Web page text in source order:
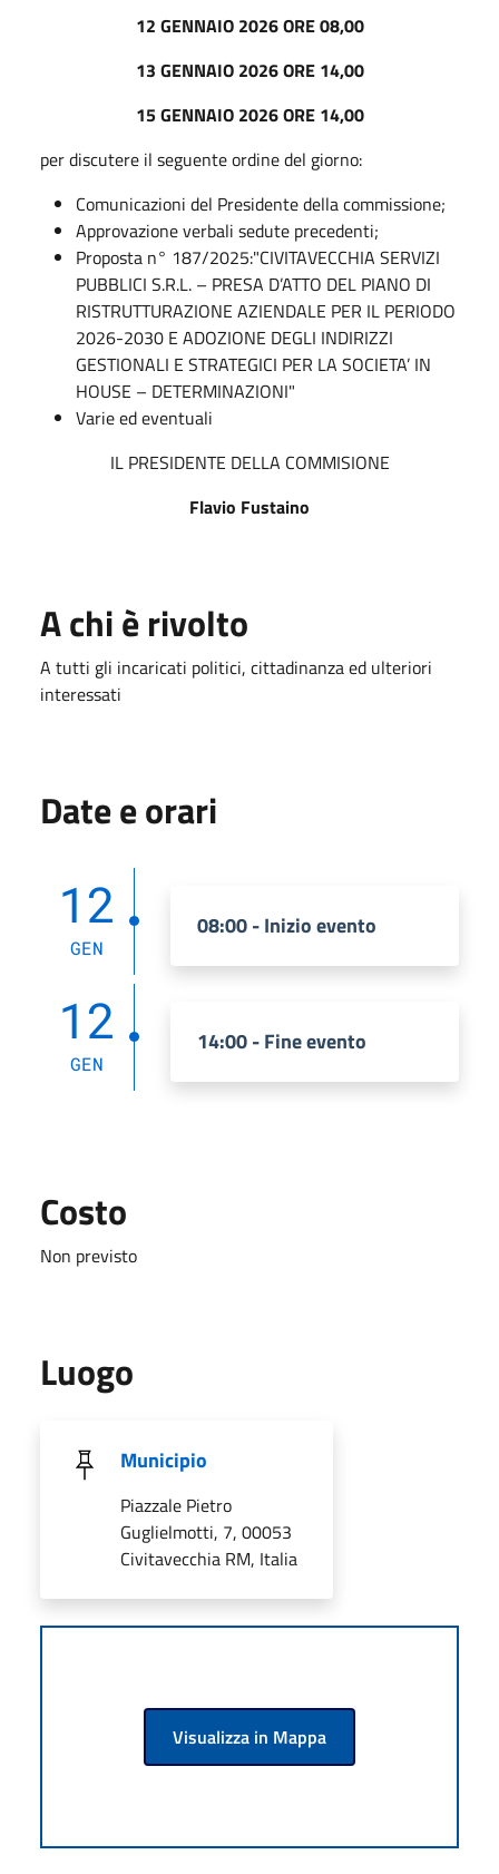
12 GENNAIO 2026 ORE 08,00
13 GENNAIO 2026 ORE 14,00
15 GENNAIO 2026 ORE 14,00
per discutere il seguente ordine del giorno:
Comunicazioni del Presidente della commissione;
Approvazione verbali sedute precedenti;
Proposta n° 187/2025:"CIVITAVECCHIA SERVIZI
PUBBLICI S.R.L. – PRESA D’ATTO DEL PIANO DI
RISTRUTTURAZIONE AZIENDALE PER IL PERIODO
2026-2030 E ADOZIONE DEGLI INDIRIZZI
GESTIONALI E STRATEGICI PER LA SOCIETA’ IN
HOUSE – DETERMINAZIONI"
Varie ed eventuali
IL PRESIDENTE DELLA COMMISIONE
Flavio Fustaino
A chi è rivolto
A tutti gli incaricati politici, cittadinanza ed ulteriori
interessati
Date e orari
12
GEN
08:00 - Inizio evento
12
GEN
14:00 - Fine evento
Costo
Non previsto
Luogo
Municipio
Piazzale Pietro
Guglielmotti, 7, 00053
Civitavecchia RM, Italia
Visualizza in Mappa